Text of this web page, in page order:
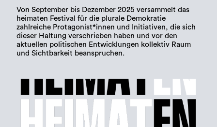
Von September bis Dezember 2025 versammelt das
heimaten Festival für die plurale Demokratie
zahlreiche Protagonist*innen und Initiativen, die sich
dieser Haltung verschrieben haben und vor den
aktuellen politischen Entwicklungen kollektiv Raum
und Sichtbarkeit beanspruchen.